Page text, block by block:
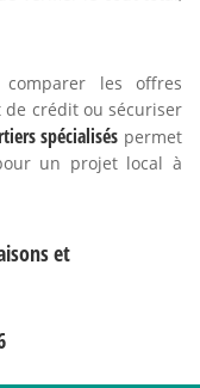
les offres
de crédit ou sécuriser
spécialisés permet
un projet local à
et